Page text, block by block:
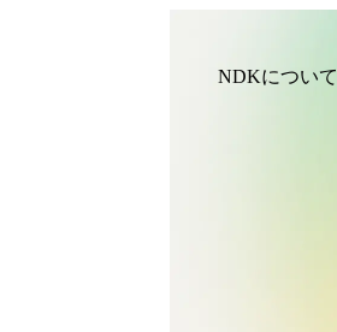
NDKについて